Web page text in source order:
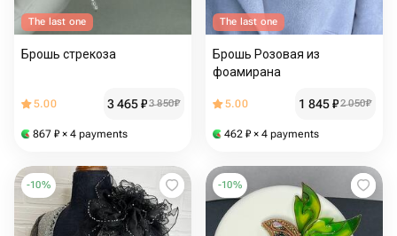
The last one
Брошь стрекоза
5.00 3 465₽3 850₽
867 ₽ × 4 payments
The last one
Брошь Розовая из
фоамирана
5.00 1 845₽2 050₽
462 ₽ × 4 payments
-10% -10%